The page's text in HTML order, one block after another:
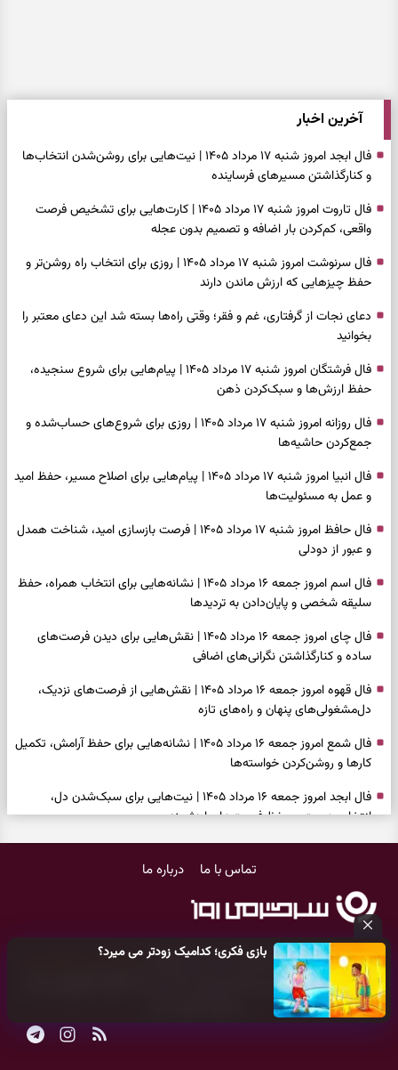
بازی فکری؛ کدامیک زودتر می میرد؟
آخرین اخبار
فال ابجد امروز شنبه ۱۷ مرداد ۱۴۰۵ | نیت‌هایی برای روشن‌شدن انتخاب‌ها
و کنارگذاشتن مسیرهای فرساینده
فال تاروت امروز شنبه ۱۷ مرداد ۱۴۰۵ | کارت‌هایی برای تشخیص فرصت
واقعی، کم‌کردن بار اضافه و تصمیم بدون عجله
فال سرنوشت امروز شنبه ۱۷ مرداد ۱۴۰۵ | روزی برای انتخاب راه روشن‌تر و
حفظ چیزهایی که ارزش ماندن دارند
دعای نجات از گرفتاری، غم و فقر؛ وقتی راه‌ها بسته شد این دعای معتبر را
بخوانید
فال فرشتگان امروز شنبه ۱۷ مرداد ۱۴۰۵ | پیام‌هایی برای شروع سنجیده،
حفظ ارزش‌ها و سبک‌کردن ذهن
فال روزانه امروز شنبه ۱۷ مرداد ۱۴۰۵ | روزی برای شروع‌های حساب‌شده و
جمع‌کردن حاشیه‌ها
فال انبیا امروز شنبه ۱۷ مرداد ۱۴۰۵ | پیام‌هایی برای اصلاح مسیر، حفظ امید
و عمل به مسئولیت‌ها
فال حافظ امروز شنبه ۱۷ مرداد ۱۴۰۵ | فرصت بازسازی امید، شناخت همدل
و عبور از دودلی
فال اسم امروز جمعه ۱۶ مرداد ۱۴۰۵ | نشانه‌هایی برای انتخاب همراه، حفظ
سلیقه شخصی و پایان‌دادن به تردیدها
فال چای امروز جمعه ۱۶ مرداد ۱۴۰۵ | نقش‌هایی برای دیدن فرصت‌های
ساده و کنارگذاشتن نگرانی‌های اضافی
فال قهوه امروز جمعه ۱۶ مرداد ۱۴۰۵ | نقش‌هایی از فرصت‌های نزدیک،
دل‌مشغولی‌های پنهان و راه‌های تازه
فال شمع امروز جمعه ۱۶ مرداد ۱۴۰۵ | نشانه‌هایی برای حفظ آرامش، تکمیل
کارها و روشن‌کردن خواسته‌ها
فال ابجد امروز جمعه ۱۶ مرداد ۱۴۰۵ | نیت‌هایی برای سبک‌شدن دل،
انتخاب درست و حفظ فرصت‌های ارزشمند
شنیدن ندای درون و حرکت در زمان مناسب
دیدن ارزش مسیرهای آرام
وقتی همه راه‌ها بسته شد، این دعای گشایش را بخوانید؛ ذکر معتبر برای
آسان شدن فوری کارهای سخت
تماس با ما درباره ما
کلیه حقوق مادی و معنوی این سایت متعلق بهپایگاه خبری سرگرمی روز
می‌باشد و هر گونه کپی‌برداری توسط دیگر سایت‌ها